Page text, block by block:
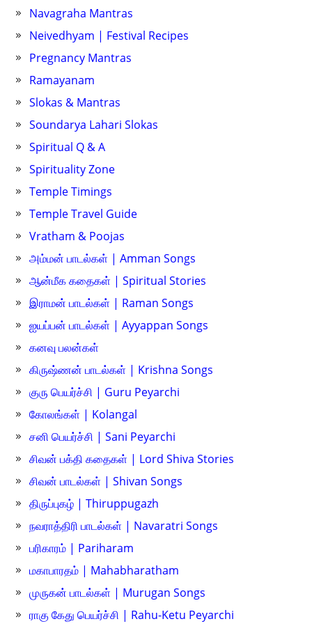
Navagraha Mantras
Neivedhyam | Festival Recipes
Pregnancy Mantras
Ramayanam
Slokas & Mantras
Soundarya Lahari Slokas
Spiritual Q & A
Spirituality Zone
Temple Timings
Temple Travel Guide
Vratham & Poojas
அம்மன் பாடல்கள் | Amman Songs
ஆன்மீக கதைகள் | Spiritual Stories
இராமன் பாடல்கள் | Raman Songs
ஐயப்பன் பாடல்கள் | Ayyappan Songs
கனவு பலன்கள்
கிருஷ்ணன் பாடல்கள் | Krishna Songs
குரு பெயர்ச்சி | Guru Peyarchi
கோலங்கள் | Kolangal
சனி பெயர்ச்சி | Sani Peyarchi
சிவன் பக்தி கதைகள் | Lord Shiva Stories
சிவன் பாடல்கள் | Shivan Songs
திருப்புகழ் | Thiruppugazh
நவராத்திரி பாடல்கள் | Navaratri Songs
பரிகாரம் | Pariharam
மகாபாரதம் | Mahabharatham
முருகன் பாடல்கள் | Murugan Songs
ராகு கேது பெயர்ச்சி | Rahu-Ketu Peyarchi